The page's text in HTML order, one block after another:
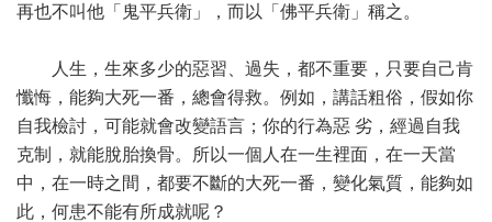
再也不叫他「鬼平兵衛」，而以「佛平兵衛」稱之。
人生，生來多少的惡習、過失，都不重要，只要自己肯
懺悔，能夠大死一番，總會得救。例如，講話粗俗，假如你
自我檢討，可能就會改變語言；你的行為惡 劣，經過自我
克制，就能脫胎換骨。所以一個人在一生裡面，在一天當
中，在一時之間，都要不斷的大死一番，變化氣質，能夠如
此，何患不能有所成就呢？